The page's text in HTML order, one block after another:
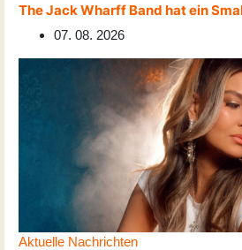
The Jack Wharff Band hat ein
07. 08. 2026
Aktuelle Nachrichten